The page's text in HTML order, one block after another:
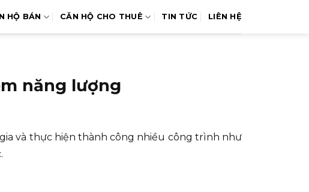
HỘ BÁN CĂN HỘ CHO THUÊ TIN TỨC LIÊN HỆ
năng lượng
và thực hiện thành công nhiều công trình như